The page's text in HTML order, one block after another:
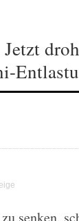
senken,